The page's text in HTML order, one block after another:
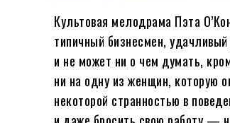
Культовая мелодрама Пэта
типичный бизнесмен,
и не может ни о чем думать,
ни на одну из женщин, которую
некоторой странностью в